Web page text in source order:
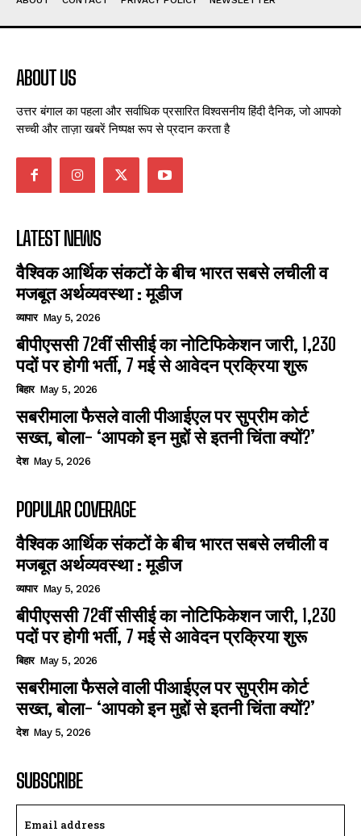
ABOUT US
उत्तर बंगाल का पहला और सर्वाधिक प्रसारित विश्वसनीय हिंदी दैनिक, जो आपको
सच्ची और ताज़ा खबरें निष्पक्ष रूप से प्रदान करता है
LATEST NEWS
वैश्विक आर्थिक संकटों के बीच भारत सबसे लचीली व
मजबूत अर्थव्यवस्था : मूडीज
व्यापार May 5, 2026
बीपीएससी 72वीं सीसीई का नोटिफिकेशन जारी, 1,230
पदों पर होगी भर्ती, 7 मई से आवेदन प्रक्रिया शुरू
बिहार May 5, 2026
सबरीमाला फैसले वाली पीआईएल पर सुप्रीम कोर्ट
सख्त, बोला- ‘आपको इन मुद्दों से इतनी चिंता क्यों?’
देश May 5, 2026
POPULAR COVERAGE
वैश्विक आर्थिक संकटों के बीच भारत सबसे लचीली व
मजबूत अर्थव्यवस्था : मूडीज
व्यापार May 5, 2026
बीपीएससी 72वीं सीसीई का नोटिफिकेशन जारी, 1,230
पदों पर होगी भर्ती, 7 मई से आवेदन प्रक्रिया शुरू
बिहार May 5, 2026
सबरीमाला फैसले वाली पीआईएल पर सुप्रीम कोर्ट
सख्त, बोला- ‘आपको इन मुद्दों से इतनी चिंता क्यों?’
देश May 5, 2026
SUBSCRIBE